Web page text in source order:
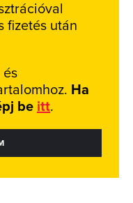
fizetés után
és
Ha
be itt.